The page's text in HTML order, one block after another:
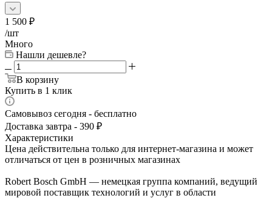
1 500 ₽
/шт
Много
Нашли дешевле?
В корзину
Купить в 1 клик
Самовывоз сегодня - бесплатно
Доставка завтра - 390 ₽
Характеристики
Цена действительна только для интернет-магазина и может
отличаться от цен в розничных магазинах
Robert Bosch GmbH — немецкая группа компаний, ведущий
мировой поставщик технологий и услуг в области